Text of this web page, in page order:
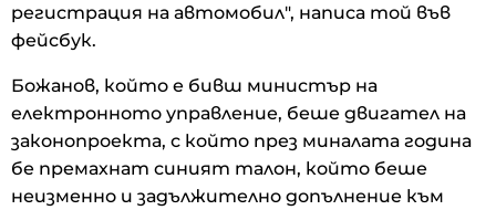
регистрация на автомобил", написа той във
фейсбук.
Божанов, който е бивш министър на
електронното управление, беше двигател на
законопроекта, с който през миналата година
бе премахнат синият талон, който беше
неизменно и задължително допълнение към